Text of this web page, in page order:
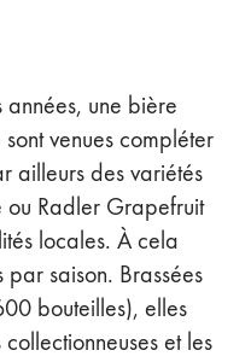
une bière
venues compléter
ailleurs des variétés
ou Radler Grapefruit
locales. À cela
par saison. Brassées
bouteilles), elles
et les